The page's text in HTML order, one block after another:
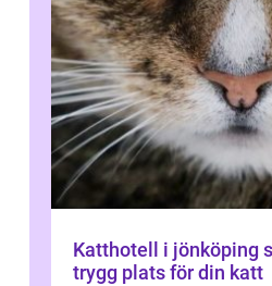
Katthotell i jönköping så hittar du en
trygg plats för din katt